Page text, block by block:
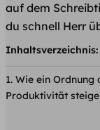
auf dem
du schnell Herr
Inhaltsverzeichnis:
Wie ein Ordnung
Produktivität